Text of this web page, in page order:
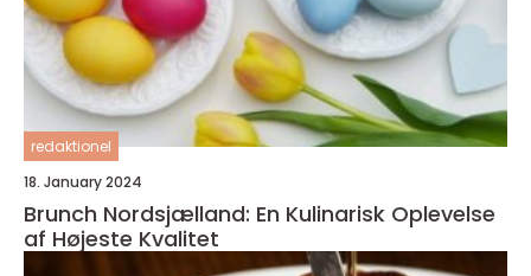
redaktionel
18. January 2024
Brunch Nordsjælland: En Kulinarisk Oplevelse
af Højeste Kvalitet